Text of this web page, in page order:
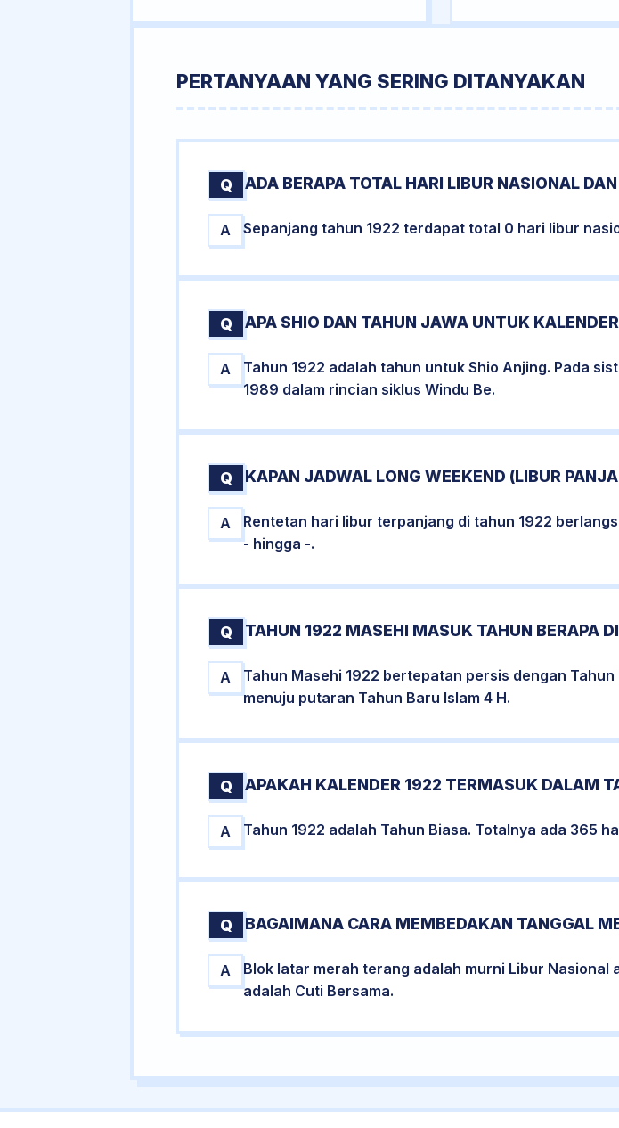
PERTANYAAN YANG SERING DITANYAKAN
Q ADA BERAPA TOTAL HARI LIBUR NASIONAL
A Sepanjang tahun 1922 terdapat total 0 hari libur
Q APA SHIO DAN TAHUN JAWA UNTUK
A
Tahun 1922 adalah tahun untuk Shio Anjing. Pada
1989 dalam rincian siklus Windu Be.
Q KAPAN JADWAL LONG WEEKEND (LIBUR
A
Rentetan hari libur terpanjang di tahun 1922
- hingga -.
Q TAHUN 1922 MASEHI MASUK TAHUN BERAPA
A
Tahun Masehi 1922 bertepatan persis dengan
menuju putaran Tahun Baru Islam 4 H.
Q APAKAH KALENDER 1922 TERMASUK DALAM
A Tahun 1922 adalah Tahun Biasa. Totalnya ada 365
Q BAGAIMANA CARA MEMBEDAKAN TANGGAL
A
Blok latar merah terang adalah murni Libur
adalah Cuti Bersama.